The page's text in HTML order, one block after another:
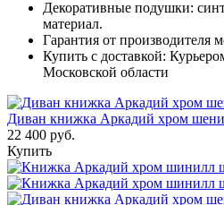
Декоративные подушки:
материал.
Гарантия от производителя
Купить с доставкой:
Московской области
Диван книжка Аркадий хром
22 400 руб.
Купить